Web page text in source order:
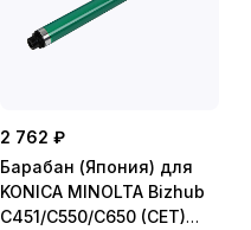
2 762 ₽
Барабан (Япония) для
KONICA MINOLTA Bizhub
C451/C550/C650 (CET)